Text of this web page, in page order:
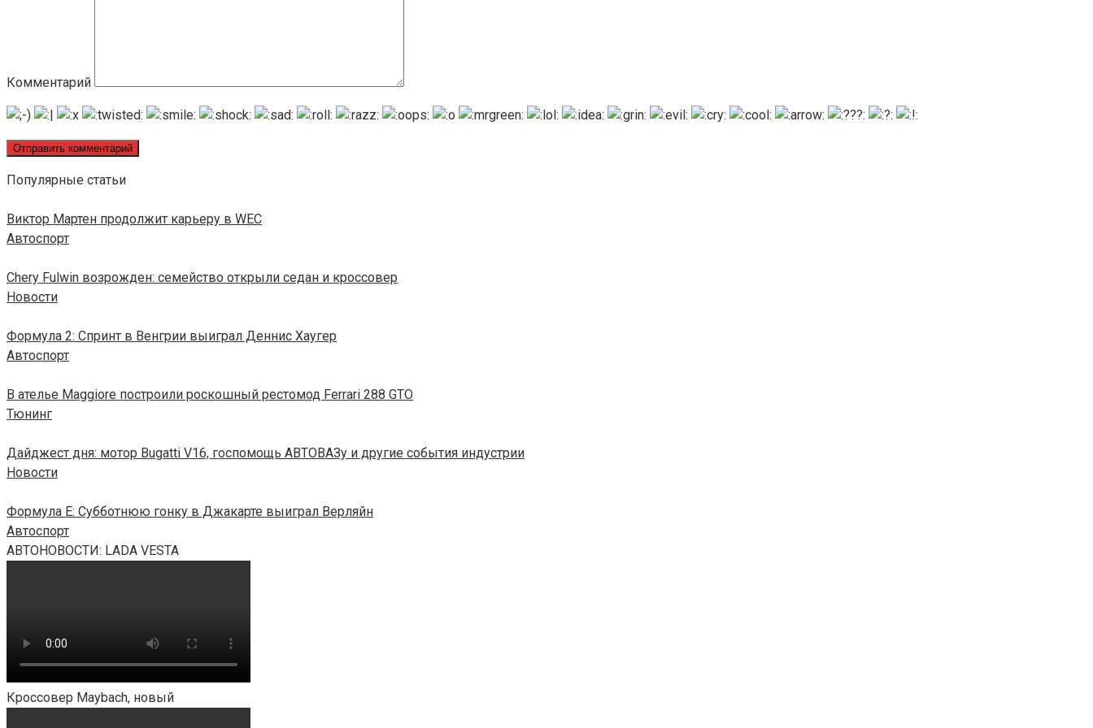
Комментарий
Популярные статьи
Виктор Мартен продолжит карьеру в WEC
Автоспорт
Chery Fulwin возрожден: семейство открыли седан и кроссовер
Новости
Формула 2: Спринт в Венгрии выиграл Деннис Хаугер
Автоспорт
В ателье Maggiore построили роскошный рестомод Ferrari 288 GTO
Тюнинг
Дайджест дня: мотор Bugatti V16, госпомощь АВТОВАЗу и другие события индустрии
Новости
Формула E: Субботнюю гонку в Джакарте выиграл Верляйн
Автоспорт
АВТОНОВОСТИ: LADA VESTA
Кроссовер Maybach, новый